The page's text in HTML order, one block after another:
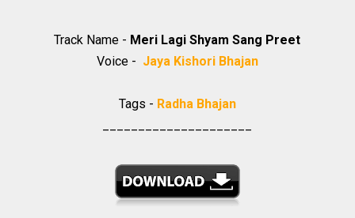
Track Name - Meri Lagi Shyam Sang Preet
Voice - Jaya Kishori Bhajan
Tags - Radha Bhajan